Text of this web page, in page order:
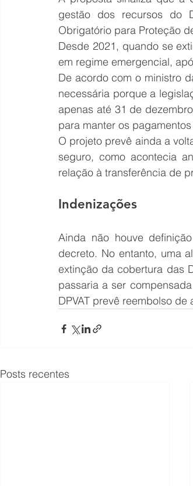
gestão dos recursos do
Obrigatório para Proteção
Desde 2021, quando se
em regime emergencial,
De acordo com o ministro
necessária porque a
apenas até 31 de
para manter os
O projeto prevê ainda a
seguro, como acontecia
relação à transferência de
Indenizações
Ainda não houve
decreto. No entanto, uma
extinção da cobertura das
passaria a ser
DPVAT prevê reembolso
Posts recentes